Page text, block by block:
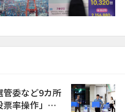
委など9カ所
率操作」の